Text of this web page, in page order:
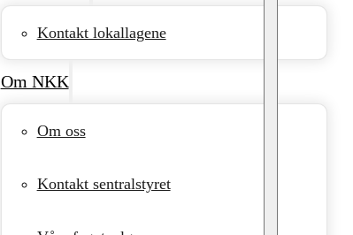
Kontakt lokallagene
Om NKK
Om oss
Kontakt sentralstyret